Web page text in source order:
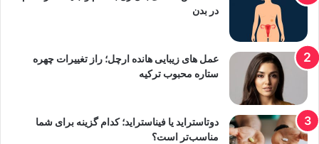
در بدن
عمل های زیبایی هانده ارچل؛ راز تغییرات چهره
ستاره محبوب ترکیه
دوتاستراید یا فیناستراید؛ کدام گزینه برای شما
مناسب‌تر است؟